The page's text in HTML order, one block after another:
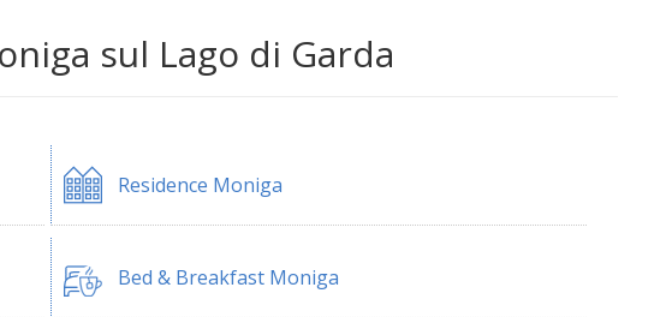
sul Lago di Garda
Residence Moniga
Bed & Breakfast Moniga